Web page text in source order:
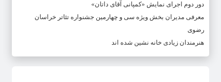
دور دوم اجرای نمایش «کمپانی آقای داتان»
معرفی مدیران بخش ویژه سی و چهارمین جشنواره تئاتر خراسان
رضوی
هنرمندان زیادی خانه نشین شده اند